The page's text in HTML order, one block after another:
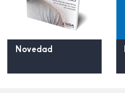
Novedad